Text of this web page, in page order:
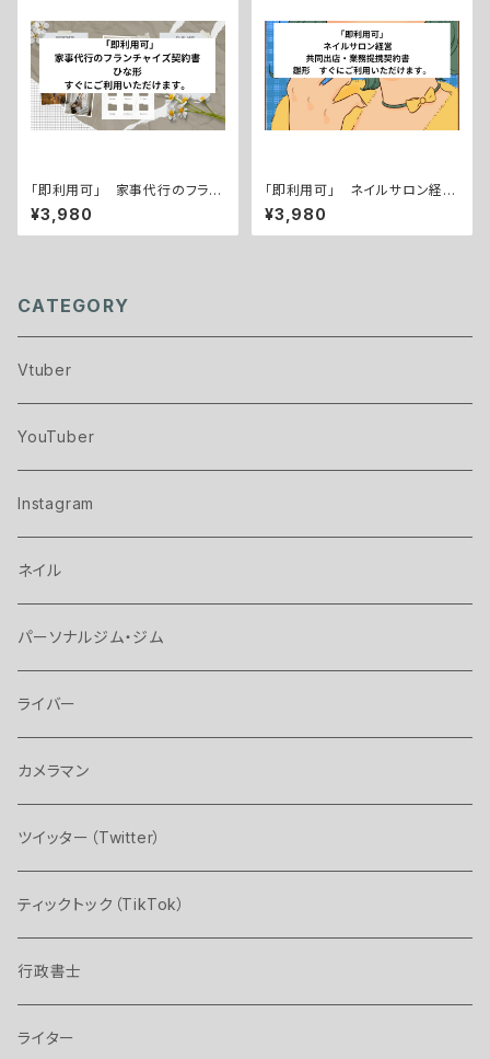
「即利用可」 家事代行のフラン
チャイズ契約書 雛形 すぐに
ご利用いただけます。
¥3,980
「即利用可」 ネイルサロン経
営 共同出店・業務提携契約
書 雛形 すぐにご利用いただ
けます。
¥3,980
CATEGORY
Vtuber
YouTuber
Instagram
ネイル
パーソナルジム・ジム
ライバー
カメラマン
ツイッター（Twitter）
ティックトック（TikTok）
行政書士
ライター